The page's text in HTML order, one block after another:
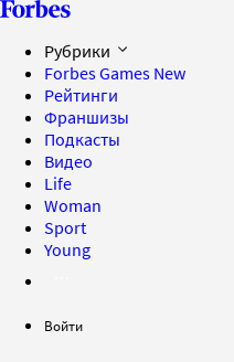
Рубрики
Forbes Games New
Рейтинги
Франшизы
Подкасты
Видео
Life
Woman
Sport
Young
Войти